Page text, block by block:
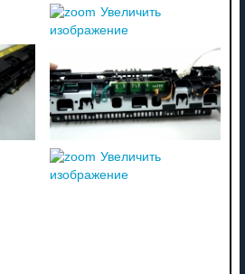
Увеличить
изображение
Увеличить
изображение